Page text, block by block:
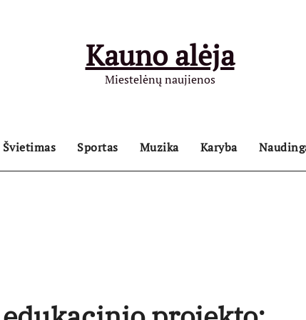
Kauno alėja
Miestelėnų naujienos
Švietimas Sportas Muzika Karyba